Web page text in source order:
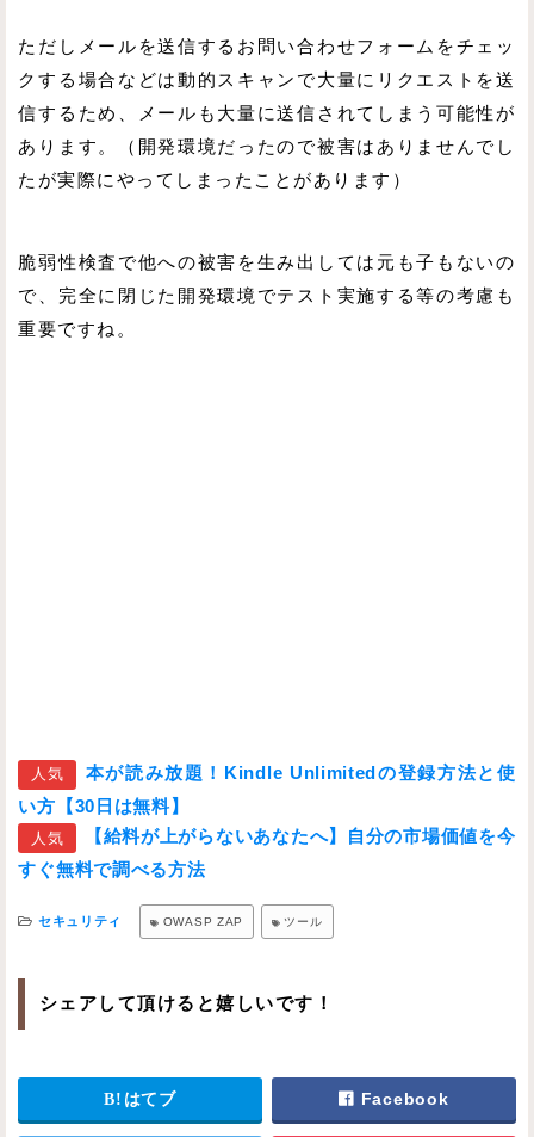
ただしメールを送信するお問い合わせフォームをチェッ
クする場合などは動的スキャンで大量にリクエストを送
信するため、メールも大量に送信されてしまう可能性が
あります。（開発環境だったので被害はありませんでし
たが実際にやってしまったことがあります）
脆弱性検査で他への被害を生み出しては元も子もないの
で、完全に閉じた開発環境でテスト実施する等の考慮も
重要ですね。
人気
本が読み放題！Kindle Unlimitedの登録方法と使
い方【30日は無料】
人気
【給料が上がらないあなたへ】自分の市場価値を今
すぐ無料で調べる方法
セキュリティ OWASP ZAP ツール
シェアして頂けると嬉しいです！
はてブ Facebook